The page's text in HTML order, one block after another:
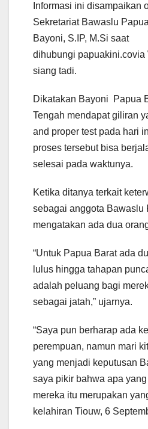
Informasi ini disampaikan
Sekretariat Bawaslu
Bayoni, S.IP, M.Si saat
dihubungi papuakini.covia
siang tadi.
Dikatakan Bayoni Papua
Tengah mendapat giliran
and proper test pada hari
proses tersebut bisa
selesai pada waktunya.
Ketika ditanya terkait
sebagai anggota Bawaslu
mengatakan ada dua
“Untuk Papua Barat ada
lulus hingga tahapan
adalah peluang bagi
sebagai jatah,” ujarnya.
“Saya pun berharap ada
perempuan, namun mari
yang menjadi keputusan
saya pikir bahwa apa
mereka itu merupakan
kelahiran Tiouw, 6